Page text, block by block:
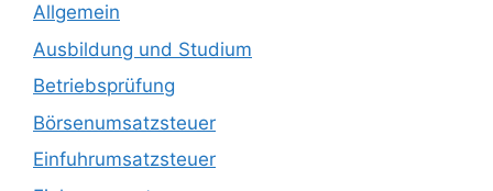
Allgemein
Ausbildung und Studium
Betriebsprüfung
Börsenumsatzsteuer
Einfuhrumsatzsteuer